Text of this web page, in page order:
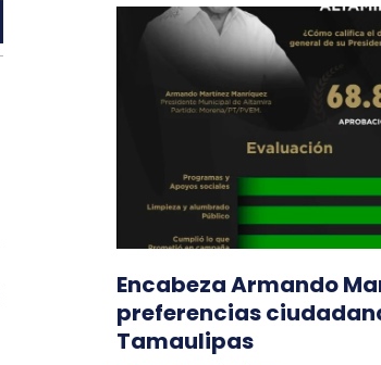
Encabeza Armando
preferencias
Tamaulipas